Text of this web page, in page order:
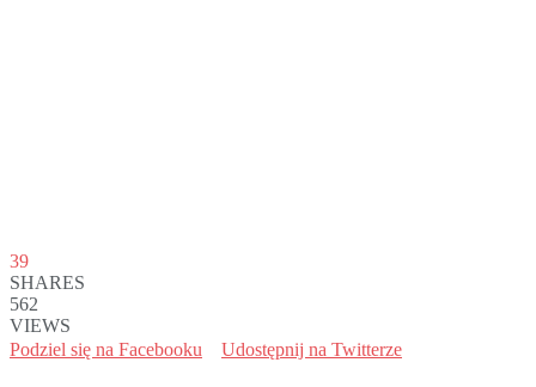
39
SHARES
562
VIEWS
Podziel się na Facebooku
Udostępnij na Twitterze